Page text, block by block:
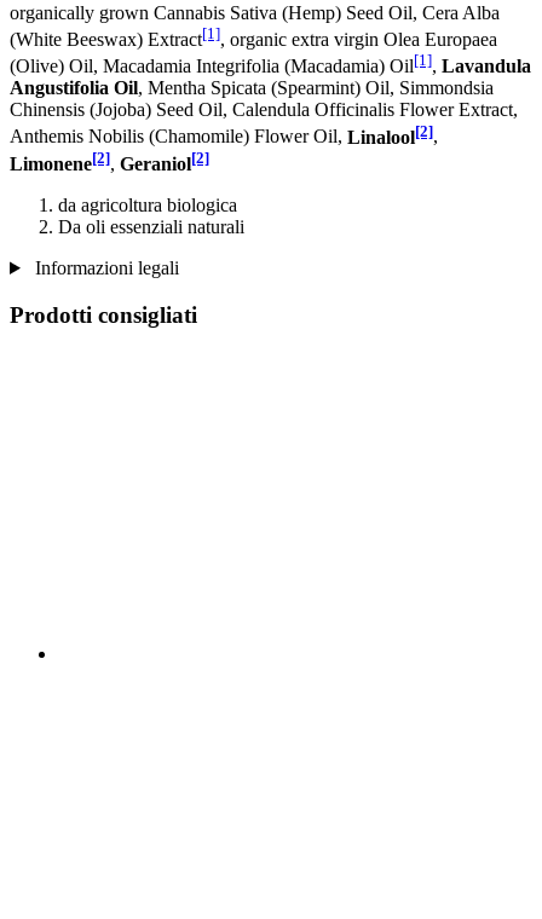
organically grown Cannabis Sativa (Hemp) Seed Oil, Cera Alba
(White Beeswax) Extract[1], organic extra virgin Olea Europaea
(Olive) Oil, Macadamia Integrifolia (Macadamia) Oil[1], Lavandula
Angustifolia Oil, Mentha Spicata (Spearmint) Oil, Simmondsia
Chinensis (Jojoba) Seed Oil, Calendula Officinalis Flower Extract,
Anthemis Nobilis (Chamomile) Flower Oil, Linalool[2],
Limonene[2], Geraniol[2]
da agricoltura biologica
Da oli essenziali naturali
Informazioni legali
Prodotti consigliati